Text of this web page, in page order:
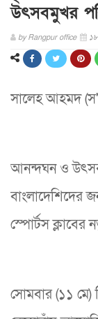
উৎসবমুখর
byRangpur office
সালেহ আহমদ
আনন্দঘন ও
বাংলাদেশিদের
স্পোর্টস ক্লাবের
সোমবার (১১ মে)